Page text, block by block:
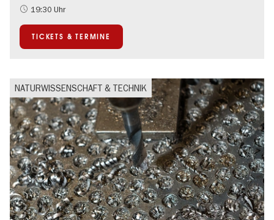
International
19:30 Uhr
TICKETS & TERMINE
NATURWISSENSCHAFT & TECHNIK